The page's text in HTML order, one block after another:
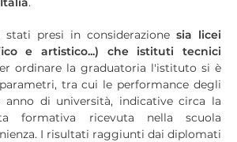
stati presi in considerazione sia licei
e artistico...) che istituti tecnici
ordinare la graduatoria l'istituto si è
tra cui le performance degli
di università, indicative circa la
formativa ricevuta nella scuola
I risultati raggiunti dai diplomati